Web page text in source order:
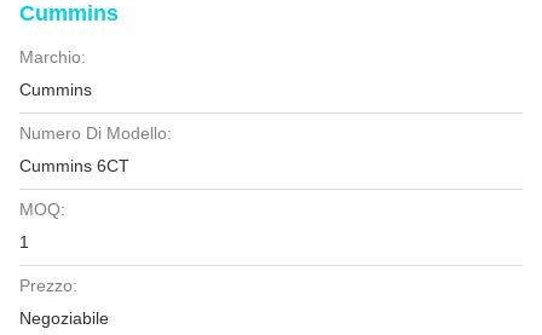
Cummins
Marchio:
Cummins
Numero Di Modello:
Cummins 6CT
MOQ:
1
Prezzo:
Negoziabile